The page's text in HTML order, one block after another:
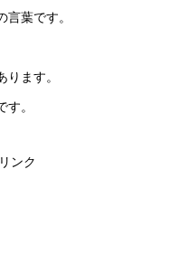
葉です。
ます。
。
ンク